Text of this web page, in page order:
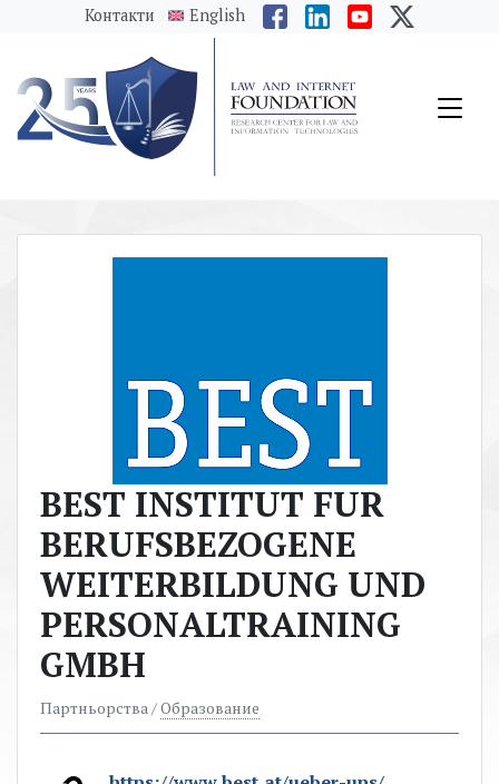
messages.Skip to main content
Контакти English
BEST INSTITUT FUR
BERUFSBEZOGENE
WEITERBILDUNG UND
PERSONALTRAINING
GMBH
Партньорства /Образование